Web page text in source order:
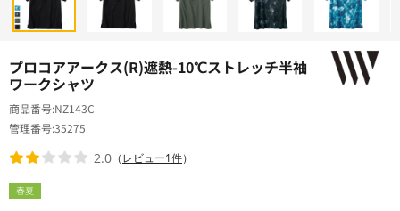
プロコアアークス(R)遮熱-10℃ストレッチ半袖
ワークシャツ
春夏
商品番号 NZ143C
管理番号35275
2.0 （レビュー1件）